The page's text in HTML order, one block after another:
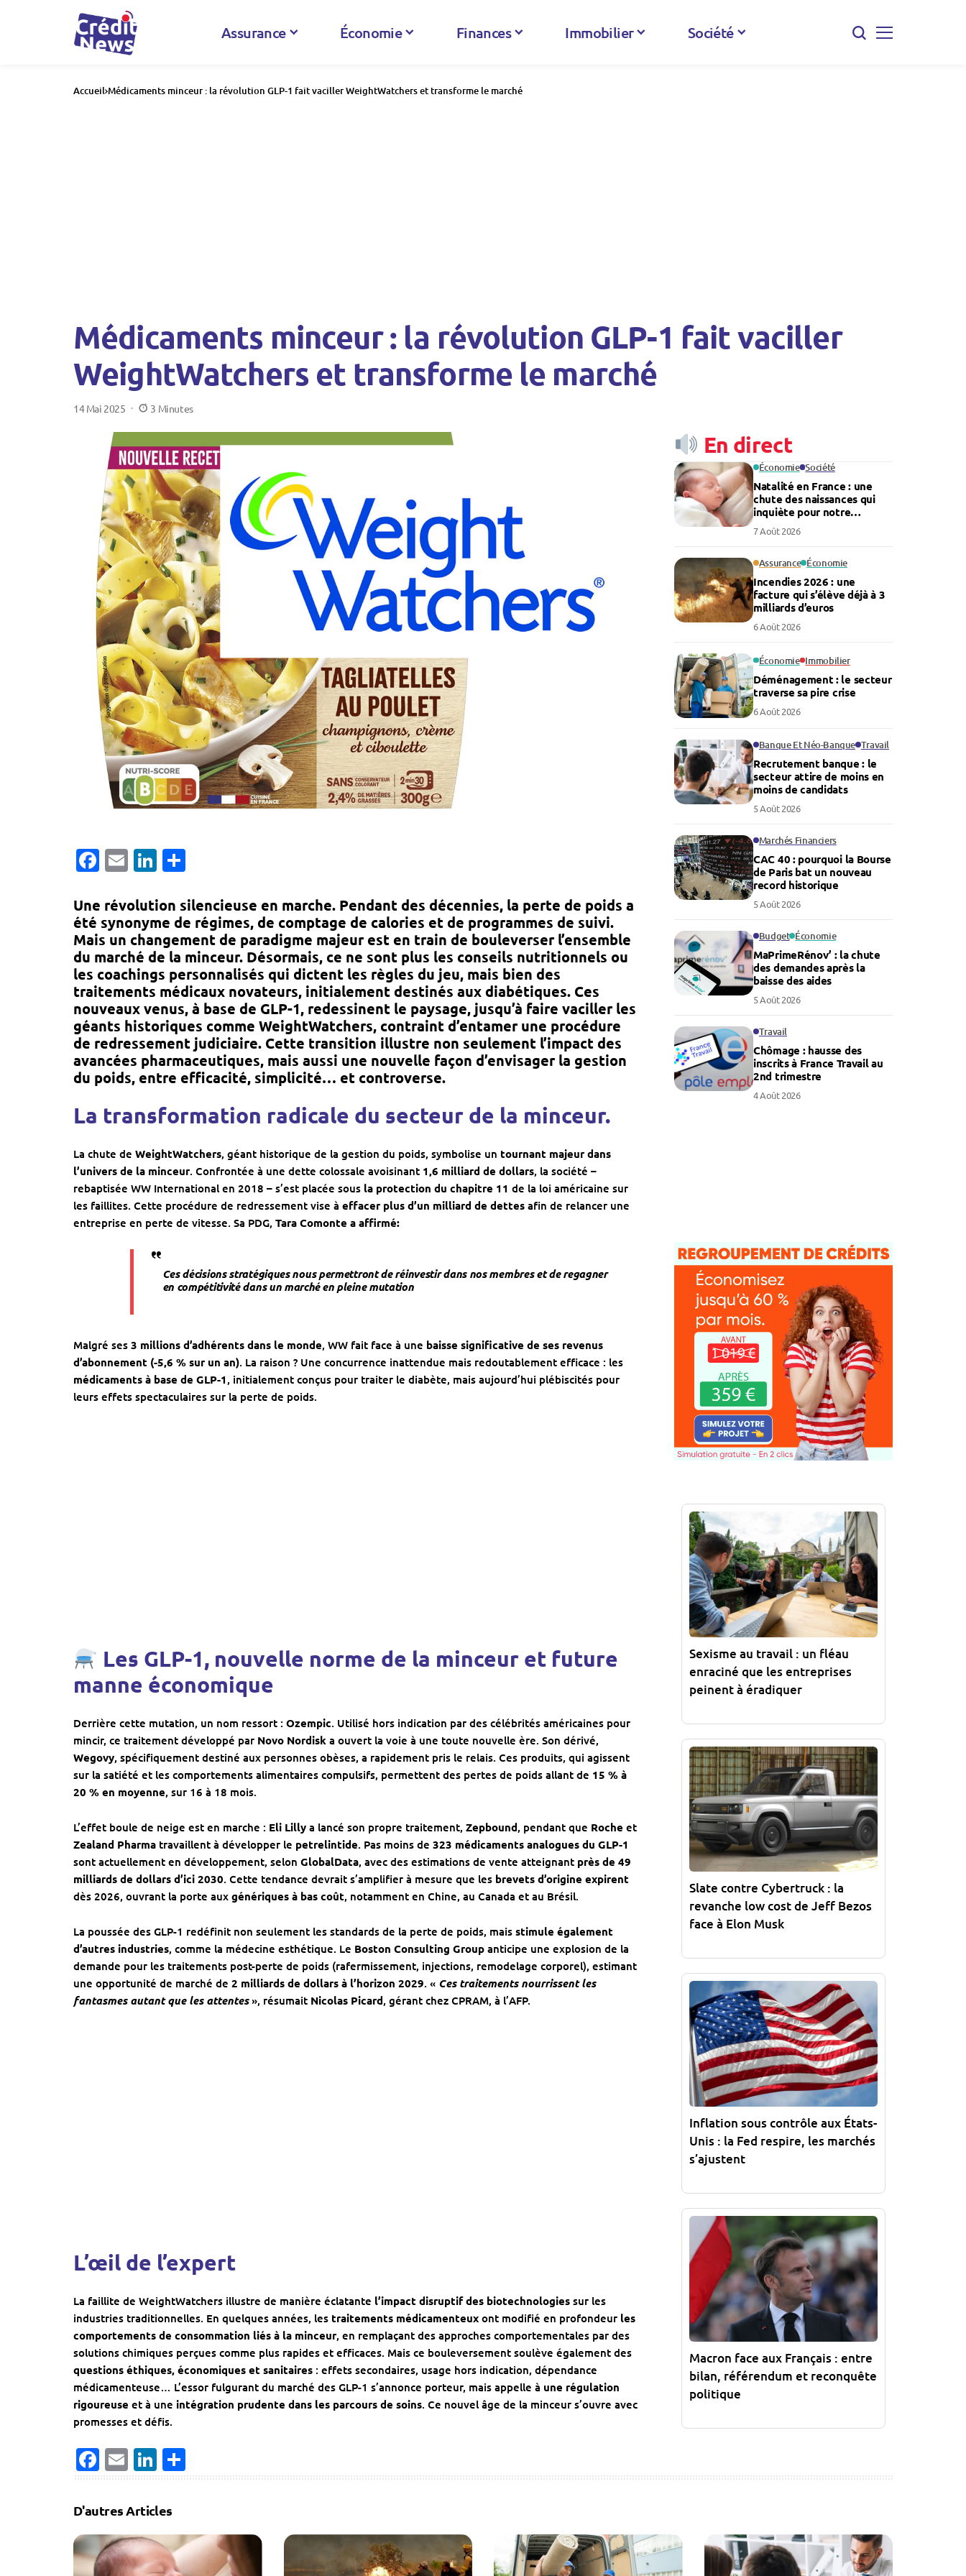
Assurance Économie Finances Immobilier Société
Accueil Médicaments minceur : la révolution GLP-1 fait vaciller WeightWatchers et transforme le marché
Médicaments minceur : la révolution GLP-1 fait vaciller
WeightWatchers et transforme le marché
14 Mai 2025 3 Minutes
Facebook
EmailLinkedIn
Une révolution silencieuse en marche. Pendant des décennies, la perte de poids a
été synonyme de régimes, de comptage de calories et de programmes de suivi.
Mais un changement de paradigme majeurest en train de bouleverser l’ensemble
du marché de la minceur. Désormais, ce ne sont plus les conseils nutritionnels ou
les coachings personnalisés qui dictent les règles du jeu, mais bien des
traitements médicaux novateurs, initialement destinés aux diabétiques. Ces
nouveaux venus, à base de GLP-1, redessinent le paysage, jusqu’à faire vaciller les
géants historiques comme WeightWatchers, contraint d’entamer une procédure
de redressement judiciaire. Cette transition illustre non seulement l’impact des
avancées pharmaceutiques, mais aussi une nouvelle façon d’envisager la gestion
du poids, entre efficacité, simplicité… et controverse.
La transformation radicale du secteur de la minceur.
La chute de WeightWatchers, géant historique de la gestion du poids, symbolise un tournant majeur dans
l’univers de la minceur. Confrontée à une dette colossale avoisinant 1,6 milliard de dollars, la société –
rebaptisée WW International en 2018 – s’est placée sous la protection du chapitre 11 de la loi américaine sur
les faillites. Cette procédure de redressement vise à effacer plus d’un milliard de dettes afin de relancer une
entreprise en perte de vitesse. Sa PDG, Tara Comonte a affirmé:
Ces décisions stratégiques nous permettront de réinvestir dans nos membres et de regagner
en compétitivité dans un marché en pleine mutation
Malgré ses 3 millions d’adhérents dans le monde, WW fait face à une baisse significative de ses revenus
d’abonnement (-5,6 % sur un an). La raison ? Une concurrence inattendue mais redoutablement efficace : les
médicaments à base de GLP-1 , initialement conçus pour traiter le diabète, mais aujourd’hui plébiscités pour
leurs effets spectaculaires sur la perte de poids.
Les GLP-1, nouvelle norme de la minceur et future
manne économique
Derrière cette mutation, un nom ressort : Ozempic. Utilisé hors indication par des célébrités américaines pour
mincir, ce traitement développé par Novo Nordisk a ouvert la voie à une toute nouvelle ère. Son dérivé,
Wegovy, spécifiquement destiné aux personnes obèses, a rapidement pris le relais. Ces produits, qui agissent
sur la satiété et les comportements alimentaires compulsifs, permettent des pertes de poids allant de 15 % à
20 % en moyenne, sur 16 à 18 mois.
L’effet boule de neige est en marche : Eli Lilly a lancé son propre traitement, Zepbound, pendant que Roche et
Zealand Pharma travaillent à développer le petrelintide. Pas moins de 323 médicaments analogues du GLP-1
sont actuellement en développement, selon GlobalData, avec des estimations de vente atteignant près de 49
milliards de dollars d’ici 2030. Cette tendance devrait s’amplifier à mesure que les brevets d’origine expirent
dès 2026, ouvrant la porte aux génériques à bas coût, notamment en Chine, au Canada et au Brésil.
La poussée des GLP-1 redéfinit non seulement les standards de la perte de poids, mais stimule également
d’autres industries, comme la médecine esthétique. Le Boston Consulting Group anticipe une explosion de la
demande pour les traitements post-perte de poids (rafermissement, injections, remodelage corporel), estimant
une opportunité de marché de 2 milliards de dollars à l’horizon 2029. « Ces traitements nourrissent les
fantasmes autant que les attentes», résumait Nicolas Picard, gérant chez CPRAM, à l’AFP.
L’œil de l’expert
La faillite de WeightWatchers illustre de manière éclatante l’impact disruptif des biotechnologies sur les
industries traditionnelles. En quelques années, les traitements médicamenteux ont modifié en profondeur les
comportements de consommation liés à la minceur, en remplaçant des approches comportementales par des
solutions chimiques perçues comme plus rapides et efficaces. Mais ce bouleversement soulève également des
questions éthiques, économiques et sanitaires : effets secondaires, usage hors indication, dépendance
médicamenteuse… L’essor fulgurant du marché des GLP-1 s’annonce porteur, mais appelle à une régulation
rigoureuse et à une intégration prudente dans les parcours de soins. Ce nouvel âge de la minceur s’ouvre avec
promesses et défis.
Facebook
EmailLinkedIn
En direct
Économie Société
Natalité en France : une
chute des naissances qui
inquiète pour notre
économie
7 Août 2026
Assurance Économie
Incendies 2026 : une
facture qui s’élève déjà à 3
milliards d’euros
6 Août 2026
Économie Immobilier
Déménagement : le secteur
traverse sa pire crise
6 Août 2026
Banque Et Néo-Banque Travail
Recrutement banque : le
secteur attire de moins en
moins de candidats
5 Août 2026
Marchés Financiers
CAC 40 : pourquoi la Bourse
de Paris bat un nouveau
record historique
5 Août 2026
Budget Économie
MaPrimeRénov’ : la chute
des demandes après la
baisse des aides
5 Août 2026
Travail
Chômage : hausse des
inscrits à France Travail au
2nd trimestre
4 Août 2026
Sexisme au travail : un fléau
enraciné que les entreprises
peinent à éradiquer
Slate contre Cybertruck : la
revanche low cost de Jeff Bezos
face à Elon Musk
Inflation sous contrôle aux États-
Unis : la Fed respire, les marchés
s’ajustent
Macron face aux Français : entre
bilan, référendum et reconquête
politique
D'autres Articles